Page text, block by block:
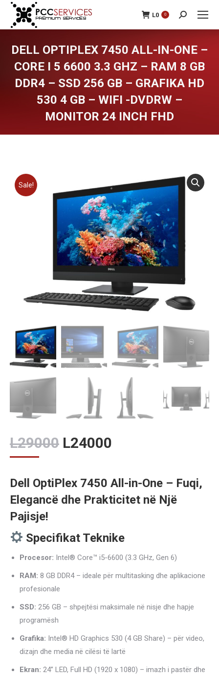
L0 0 Search:
DELL OPTIPLEX 7450 ALL-IN-ONE –
CORE I 5 6600 3.3 GHZ – RAM 8 GB
DDR4 – SSD 256 GB – GRAFIKA HD
530 4 GB – WIFI -DVDRW –
MONITOR 24 INCH FHD
Sale!
L29000 Original
L29000.
L24000
L24000.
Dell OptiPlex 7450 All-in-One – Fuqi,
Elegancë dhe Prakticitet në Një
Pajisje!
Specifikat Teknike
Procesor: Intel® Core™ i5-6600 (3.3 GHz, Gen 6)
RAM: 8 GB DDR4 – ideale për multitasking dhe aplikacione
profesionale
SSD: 256 GB – shpejtësi maksimale në nisje dhe hapje
programësh
Grafika: Intel® HD Graphics 530 (4 GB Share) – për video,
dizajn dhe media në cilësi të lartë
Ekran: 24” LED, Full HD (1920 x 1080) – imazh i pastër dhe